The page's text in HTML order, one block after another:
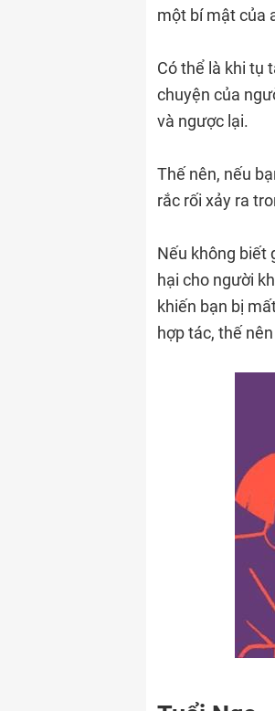
một bí mật của
Có thể là khi tụ
chuyện của
và ngược lại.
Thế nên, nếu
rắc rối xảy ra
Nếu không biết
hại cho người
khiến bạn bị
hợp tác, thế